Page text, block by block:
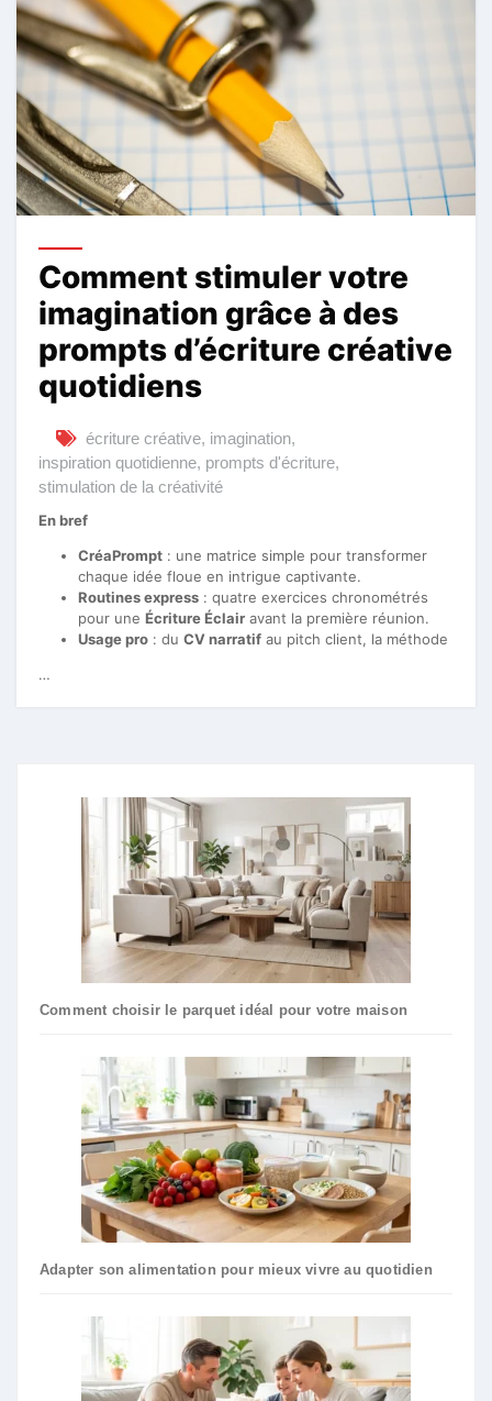
Comment stimuler votre
imagination grâce à des
prompts d’écriture créative
quotidiens
écriture créative, imagination,
inspiration quotidienne, prompts d'écriture,
stimulation de la créativité
En bref
CréaPrompt : une matrice simple pour transformer
chaque idée floue en intrigue captivante.
Routines express : quatre exercices chronométrés
pour une Écriture Éclair avant la première réunion.
Usage pro : du CV narratif au pitch client, la méthode
…
Comment choisir le parquet idéal pour votre maison
Adapter son alimentation pour mieux vivre au quotidien